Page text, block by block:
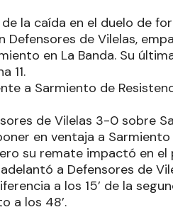
la caída en el duelo de
de Vilelas,
en La Banda. Su
11.
a Sarmiento de
de Vilelas 3-0 sobre
en ventaja a
su remate impactó en el
a Defensores de
a los 15’ de la
a los 48’.